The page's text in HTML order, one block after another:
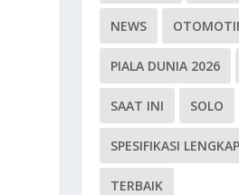
NEWS
PIALA DUNIA 2026
SAAT INI SOLO
SPESIFIKASI LENGKAP
TERBAIK